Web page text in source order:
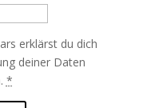
erklärst du dich
deiner Daten
*